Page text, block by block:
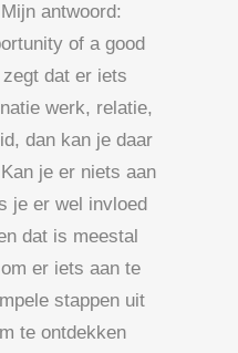
antwoord:
of a good
dat er iets
werk, relatie,
dan kan je daar
je er niets aan
je er wel invloed
dat is meestal
er iets aan te
stappen uit
te ontdekken